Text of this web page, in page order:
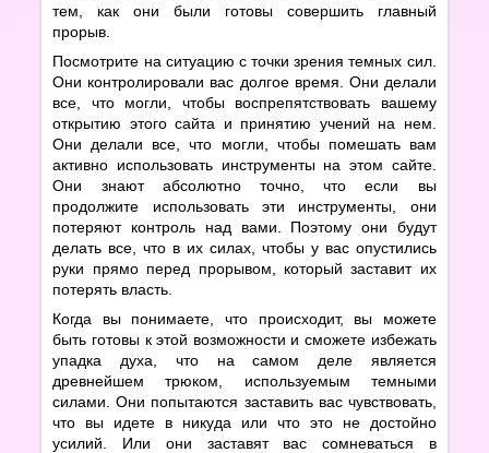
тем, как они были готовы совершить главный
прорыв.
Посмотрите на ситуацию с точки зрения темных сил.
Они контролировали вас долгое время. Они делали
все, что могли, чтобы воспрепятствовать вашему
открытию этого сайта и принятию учений на нем.
Они делали все, что могли, чтобы помешать вам
активно использовать инструменты на этом сайте.
Они знают абсолютно точно, что если вы
продолжите использовать эти инструменты, они
потеряют контроль над вами. Поэтому они будут
делать все, что в их силах, чтобы у вас опустились
руки прямо перед прорывом, который заставит их
потерять власть.
Когда вы понимаете, что происходит, вы можете
быть готовы к этой возможности и сможете избежать
упадка духа, что на самом деле является
древнейшем трюком, используемым темными
силами. Они попытаются заставить вас чувствовать,
что вы идете в никуда или что это не достойно
усилий. Или они заставят вас сомневаться в